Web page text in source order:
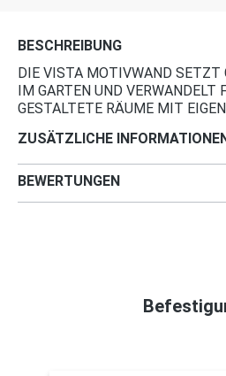
BESCHREIBUNG
DIE VISTA MOTIVWAND SETZT
IM GARTEN UND VERWANDELT
GESTALTETE RÄUME MIT
ZUSÄTZLICHE
BEWERTUNGEN